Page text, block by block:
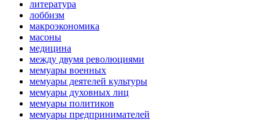
литература
лоббизм
макроэкономика
масоны
медицина
между двумя революциями
мемуары военных
мемуары деятелей культуры
мемуары духовных лиц
мемуары политиков
мемуары предпринимателей